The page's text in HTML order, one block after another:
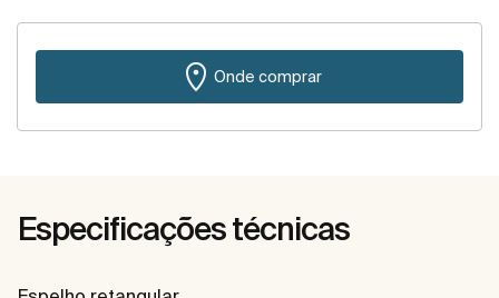
Onde comprar
Especificações técnicas